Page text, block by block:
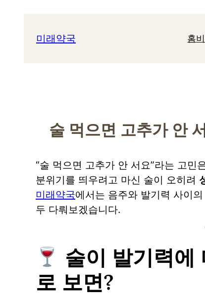
미래약국 홈
술 먹으면 고추가 안
“술 먹으면 고추가 안 서요”라는 고민
분위기를 띄우려고 마신 술이 오히려
미래약국에서는 음주와 발기력 사이
두 다뤄보겠습니다.
술이 발기력에
로 보면?